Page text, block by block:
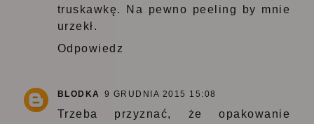
truskawkę. Na pewno peeling by mnie
urzekł.
Odpowiedz
BLODKA 9 GRUDNIA 2015 15:08
Trzeba przyznać, że opakowanie